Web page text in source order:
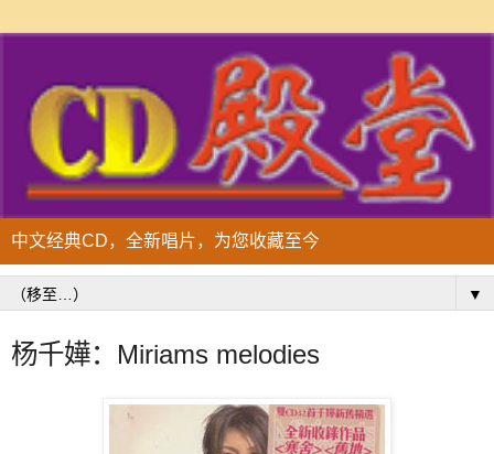
中文经典CD，全新唱片，为您收藏至今
▼
杨千嬅：Miriams melodies